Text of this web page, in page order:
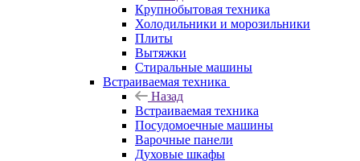
Крупнобытовая техника
Холодильники и морозильники
Плиты
Вытяжки
Стиральные машины
Встраиваемая техника
Назад
Встраиваемая техника
Посудомоечные машины
Варочные панели
Духовые шкафы